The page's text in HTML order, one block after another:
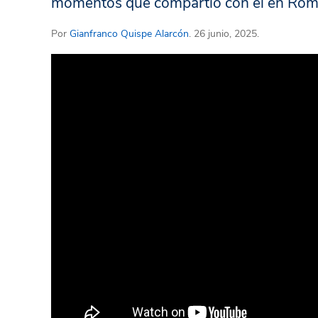
Por Gianfranco Quispe Alarcón. 26 junio, 2025.